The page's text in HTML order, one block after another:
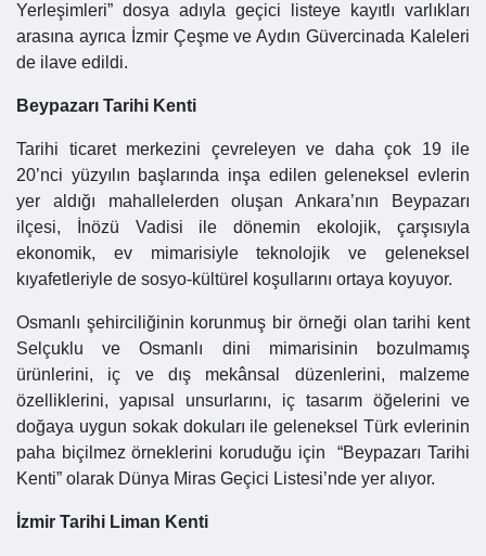
Yerleşimleri” dosya adıyla geçici listeye kayıtlı varlıkları
arasına ayrıca İzmir Çeşme ve Aydın Güvercinada Kaleleri
de ilave edildi.
Beypazarı Tarihi Kenti
Tarihi ticaret merkezini çevreleyen ve daha çok 19 ile
20’nci yüzyılın başlarında inşa edilen geleneksel evlerin
yer aldığı mahallelerden oluşan Ankara’nın Beypazarı
ilçesi, İnözü Vadisi ile dönemin ekolojik, çarşısıyla
ekonomik, ev mimarisiyle teknolojik ve geleneksel
kıyafetleriyle de sosyo-kültürel koşullarını ortaya koyuyor.
Osmanlı şehirciliğinin korunmuş bir örneği olan tarihi kent
Selçuklu ve Osmanlı dini mimarisinin bozulmamış
ürünlerini, iç ve dış mekânsal düzenlerini, malzeme
özelliklerini, yapısal unsurlarını, iç tasarım öğelerini ve
doğaya uygun sokak dokuları ile geleneksel Türk evlerinin
paha biçilmez örneklerini koruduğu için “Beypazarı Tarihi
Kenti” olarak Dünya Miras Geçici Listesi’nde yer alıyor.
İzmir Tarihi Liman Kenti